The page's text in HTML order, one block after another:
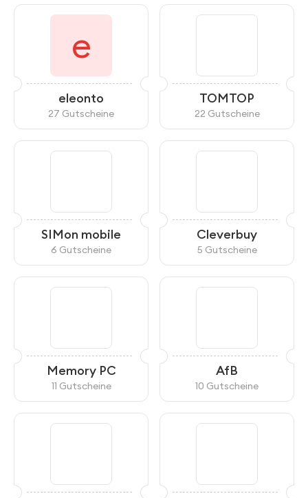
e
eleonto
27 Gutscheine
TOMTOP
22 Gutscheine
SIMon mobile
6 Gutscheine
Cleverbuy
5 Gutscheine
Memory PC
11 Gutscheine
AfB
10 Gutscheine